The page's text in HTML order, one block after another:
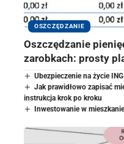
OSZCZĘDZANIE
Oszczędzanie
zarobkach: prosty
Ubezpieczenie na życie
Jak prawidłowo zapisać
instrukcja krok po kroku
Inwestowanie w